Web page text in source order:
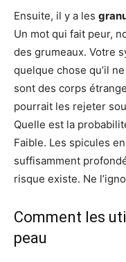
Ensuite, il y a les
Un mot qui fait peur,
des grumeaux. Votre
quelque chose qu’il
sont des corps
pourrait les rejeter
Quelle est la
Faible. Les spicules
suffisamment
risque existe. Ne
Comment les
peau